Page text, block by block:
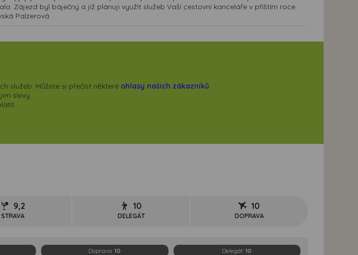
Zájezd byl báječný a již plánuji využít služeb Vaší cestovní kanceláře v příštím roce.
Palzerová
služeb. Můžete si přečíst některé ohlasy našich zákazníků.
slevy
9,2
STRAVA
10
DELEGÁT
10
DOPRAVA
Doprava:10 Delegát:10